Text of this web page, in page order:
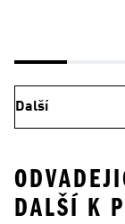
Další
DALŠÍ K